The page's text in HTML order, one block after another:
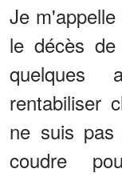
Je
le décès
quelques
rentabiliser
ne suis pas
coudre